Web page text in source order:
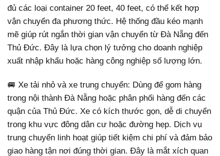
đủ các loại container 20 feet, 40 feet, có thể kết hợp
vận chuyển đa phương thức. Hệ thống đầu kéo mạnh
mẽ giúp rút ngắn thời gian vận chuyển từ Đà Nẵng đến
Thủ Đức. Đây là lựa chọn lý tưởng cho doanh nghiệp
xuất nhập khẩu hoặc hàng công nghiệp số lượng lớn.
🚐 Xe tải nhỏ và xe trung chuyển: Dùng để gom hàng
trong nội thành Đà Nẵng hoặc phân phối hàng đến các
quận của Thủ Đức. Xe có kích thước gọn, dễ di chuyển
trong khu vực đông dân cư hoặc đường hẹp. Dịch vụ
trung chuyển linh hoạt giúp tiết kiệm chi phí và đảm bảo
giao hàng tận nơi đúng thời gian. Đây là mắt xích quan